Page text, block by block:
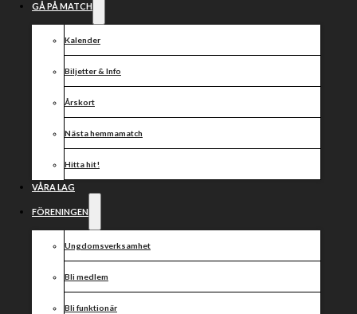
GÅ PÅ MATCH
Kalender
Biljetter & Info
Årskort
Nästa hemmamatch
Hitta hit!
VÅRA LAG
FÖRENINGEN
Ungdomsverksamhet
Bli medlem
Bli funktionär
Hemma- och
familjematch
på tisdag
Nu på tisdag 5 augusti kör vi hemmamatch mot
Rospiggarna. Förutom att det är säsongens sista